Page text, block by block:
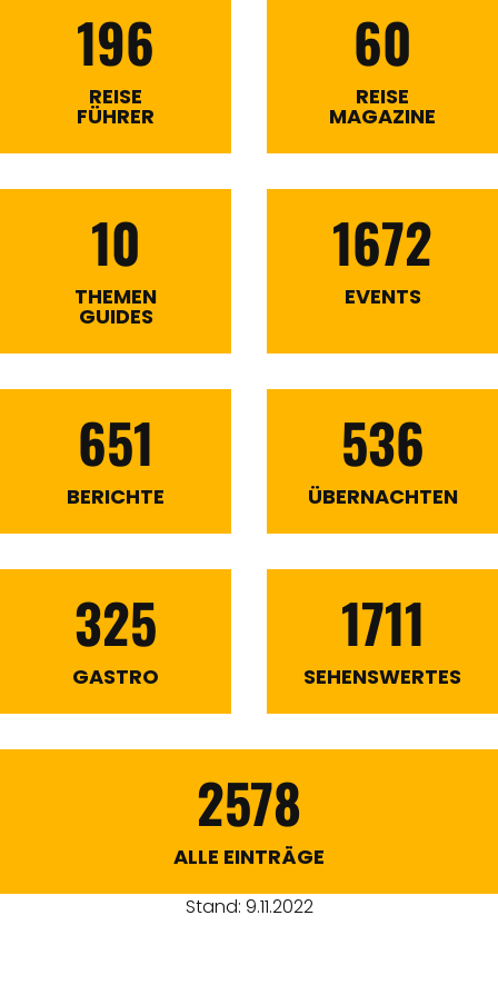
196
REISE
FÜHRER
60
REISE
MAGAZINE
10
THEMEN
GUIDES
1672
EVENTS
651
BERICHTE
536
ÜBERNACHTEN
325
GASTRO
1711
SEHENSWERTES
2578
ALLE EINTRÄGE
Stand: 9.11.2022